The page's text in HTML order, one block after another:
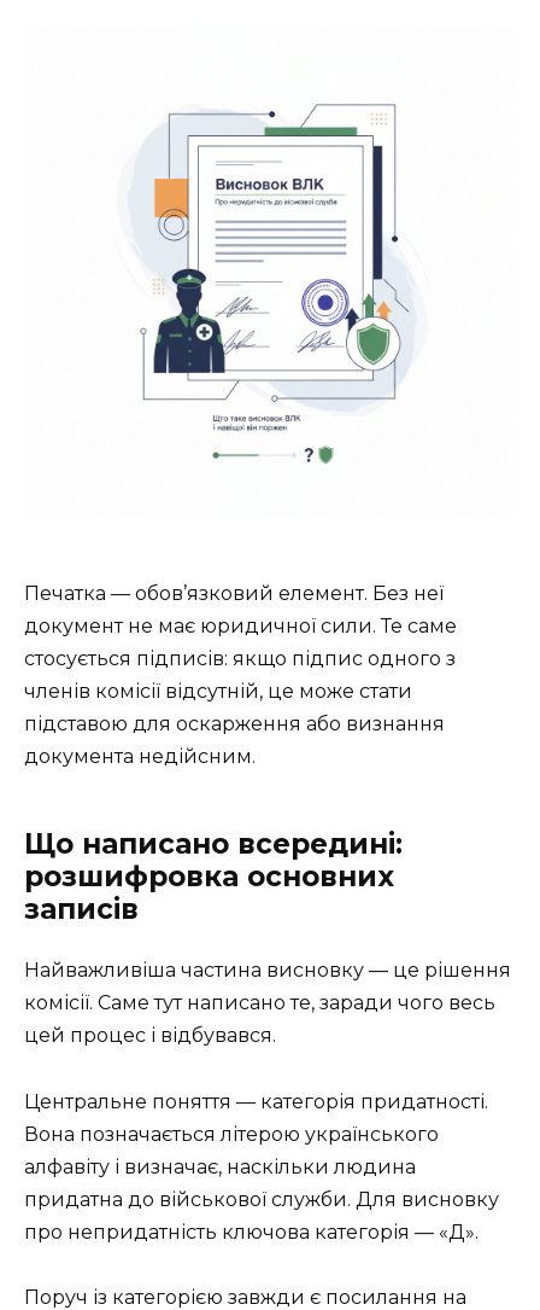
Печатка — обов’язковий елемент. Без неї
документ не має юридичної сили. Те саме
стосується підписів: якщо підпис одного з
членів комісії відсутній, це може стати
підставою для оскарження або визнання
документа недійсним.
Що написано всередині:
розшифровка основних
записів
Найважливіша частина висновку — це рішення
комісії. Саме тут написано те, заради чого весь
цей процес і відбувався.
Центральне поняття — категорія придатності.
Вона позначається літерою українського
алфавіту і визначає, наскільки людина
придатна до військової служби. Для висновку
про непридатність ключова категорія — «Д».
Поруч із категорією завжди є посилання на